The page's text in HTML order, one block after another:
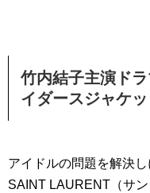
竹内結子主演ド
イダースジャケッ
アイドルの問題を解決
SAINT LAURENT（サ